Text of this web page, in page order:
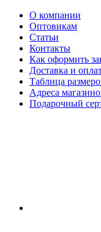
О компании
Оптовикам
Статьи
Контакты
Как оформить
Доставка и
Таблица
Адреса
Подарочный